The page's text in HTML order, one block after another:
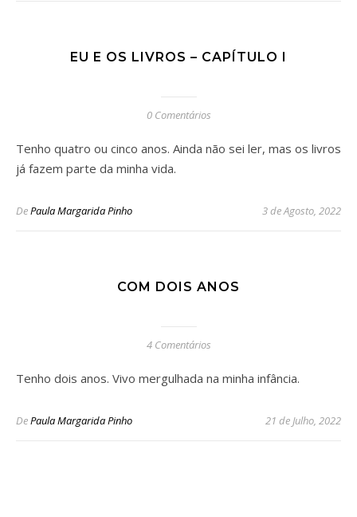
EU E OS LIVROS – CAPÍTULO I
0 Comentários
Tenho quatro ou cinco anos. Ainda não sei ler, mas os livros
já fazem parte da minha vida.
DePaula Margarida Pinho 3 de Agosto, 2022
COM DOIS ANOS
4 Comentários
Tenho dois anos. Vivo mergulhada na minha infância.
DePaula Margarida Pinho 21 de Julho, 2022